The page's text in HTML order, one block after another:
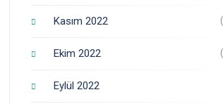
Kasım 2022
Ekim 2022
Eylül 2022